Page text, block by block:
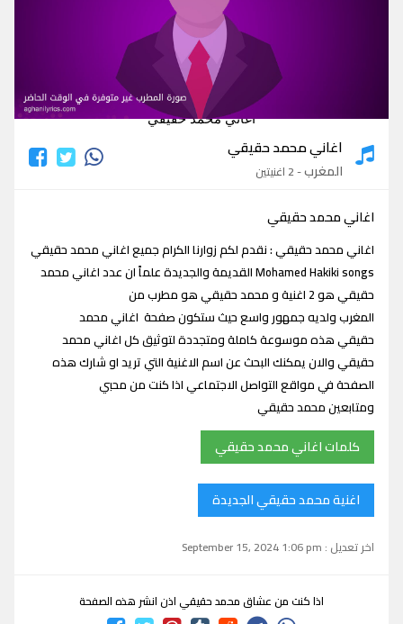
اغاني محمد حقيقي
اغاني محمد حقيقي
المغرب- 2 اغنيتين
اغاني محمد حقيقي
اغاني محمد حقيقي : نقدم لكم زوارنا الكرام جميع اغاني محمد حقيقي
Mohamed Hakiki songs القديمة والجديدة علماً ان عدد اغاني محمد
حقيقي هو 2 اغنية و محمد حقيقي هو مطرب من
المغرب ولديه جمهور واسع حيث ستكون صفحة اغاني محمد
حقيقي هذه موسوعة كاملة ومتجددة لتوثيق كل اغاني محمد
حقيقي والان يمكنك البحث عن اسم الاغنية التي تريد او شارك هذه
الصفحة في مواقع التواصل الاجتماعي اذا كنت من محبي
ومتابعين محمد حقيقي
كلمات اغاني محمد حقيقي
اغنية محمد حقيقي الجديدة
اخر تعديل : September 15, 2024 1:06 pm
اذا كنت من عشاق محمد حقيقي اذن انشر هذه الصفحة